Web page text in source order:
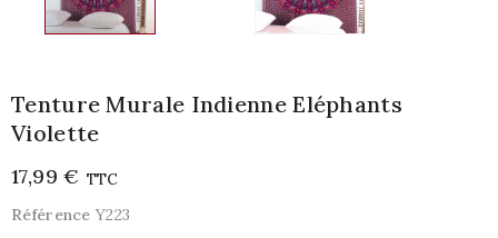
Tenture Murale Indienne Eléphants
Violette
17,99 € TTC
Référence Y223